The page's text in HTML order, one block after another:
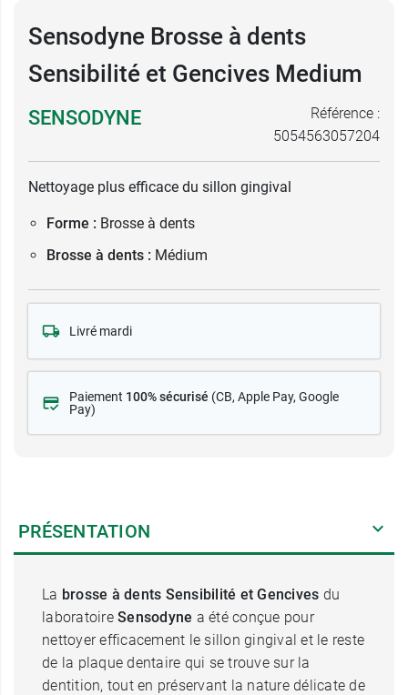
Sensodyne Brosse à dents
Sensibilité et Gencives Medium
SENSODYNE
Référence :
5054563057204
Nettoyage plus efficace du sillon gingival
Forme : Brosse à dents
Brosse à dents : Médium
Livré mardi
Paiement 100% sécurisé (CB, Apple Pay, Google
Pay)
PRÉSENTATION
La brosse à dents Sensibilité et Gencives du
laboratoire Sensodyne a été conçue pour
nettoyer efficacement le sillon gingival et le reste
de la plaque dentaire qui se trouve sur la
dentition, tout en préservant la nature délicate de